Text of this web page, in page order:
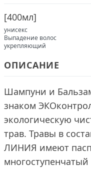
[400мл]
унисекс
Выпадение волос
укрепляющий
ОПИСАНИЕ
Шампуни и
знаком
экологическую
трав. Травы в
ЛИНИЯ имеют